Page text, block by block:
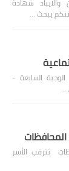
شهادة
منكم يبحث …
السابعة -
…
جميع المحافظات تترقب الأسر